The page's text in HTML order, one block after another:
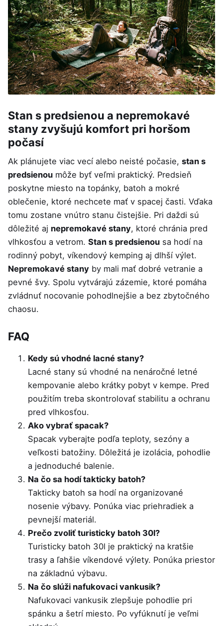
Stan s predsienou a nepremokavé
stany zvyšujú komfort pri horšom
počasí
Ak plánujete viac vecí alebo neisté počasie, stan s
predsienou môže byť veľmi praktický. Predsieň
poskytne miesto na topánky, batoh a mokré
oblečenie, ktoré nechcete mať v spacej časti. Vďaka
tomu zostane vnútro stanu čistejšie. Pri daždi sú
dôležité aj nepremokavé stany, ktoré chránia pred
vlhkosťou a vetrom. Stan s predsienou sa hodí na
rodinný pobyt, víkendový kemping aj dlhší výlet.
Nepremokavé stany by mali mať dobré vetranie a
pevné švy. Spolu vytvárajú zázemie, ktoré pomáha
zvládnuť nocovanie pohodlnejšie a bez zbytočného
chaosu.
FAQ
Kedy sú vhodné lacné stany?
Lacné stany sú vhodné na nenáročné letné
kempovanie alebo krátky pobyt v kempe. Pred
použitím treba skontrolovať stabilitu a ochranu
pred vlhkosťou.
Ako vybrať spacak?
Spacak vyberajte podľa teploty, sezóny a
veľkosti batožiny. Dôležitá je izolácia, pohodlie
a jednoduché balenie.
Na čo sa hodí takticky batoh?
Takticky batoh sa hodí na organizované
nosenie výbavy. Ponúka viac priehradiek a
pevnejší materiál.
Prečo zvoliť turisticky batoh 30l?
Turisticky batoh 30l je praktický na kratšie
trasy a ľahšie víkendové výlety. Ponúka priestor
na základnú výbavu.
Na čo slúži nafukovaci vankusik?
Nafukovaci vankusik zlepšuje pohodlie pri
spánku a šetrí miesto. Po vyfúknutí je veľmi